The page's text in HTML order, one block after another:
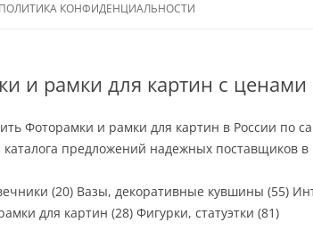
ПОЛИТИКА КОНФИДЕНЦИАЛЬНОСТИ
и рамки для картин с ценами
Фоторамки и рамки для картин в России по
предложений надежных поставщиков
(20) Вазы, декоративные кувшины (55)
для картин (28) Фигурки, статуэтки (81)